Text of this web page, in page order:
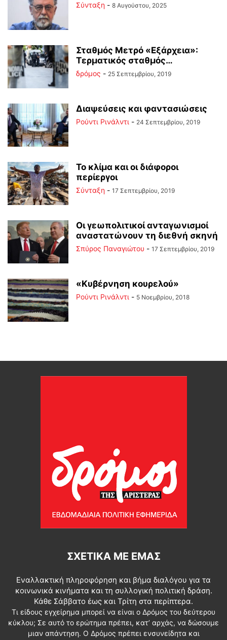
Σύνταξη - 8 Αυγούστου, 2025
Σταθμός Μετρό «Εξάρχεια»:
Τερματικός σταθμός…
δρόμος - 25 Σεπτεμβρίου, 2019
Διαψεύσεις και φαντασιώσεις
Ρούντι Ρινάλντι - 24 Σεπτεμβρίου, 2019
Το κλίμα και οι διάφοροι
περίεργοι
Σύνταξη - 17 Σεπτεμβρίου, 2019
Οι γεωπολιτικοί ανταγωνισμοί
αναστατώνουν τη διεθνή σκηνή
Σπύρος Παναγιώτου - 17 Σεπτεμβρίου, 2019
«Κυβέρνηση κουρελού»
Ρούντι Ρινάλντι - 5 Νοεμβρίου, 2018
ΣΧΕΤΙΚΆ ΜΕ ΕΜΆΣ
Εναλλακτική πληροφόρηση και βήμα διαλόγου για τα
κοινωνικά κινήματα και τη συλλογική πολιτική δράση.
Κάθε Σάββατο έως και Τρίτη στα περίπτερα.
Τι είδους εγχείρημα μπορεί να είναι ο Δρόμος του δεύτερου
κύκλου; Σε αυτό το ερώτημα πρέπει, κατ’ αρχάς, να δώσουμε
μιαν απάντηση. Ο Δρόμος πρέπει ενσυνείδητα και